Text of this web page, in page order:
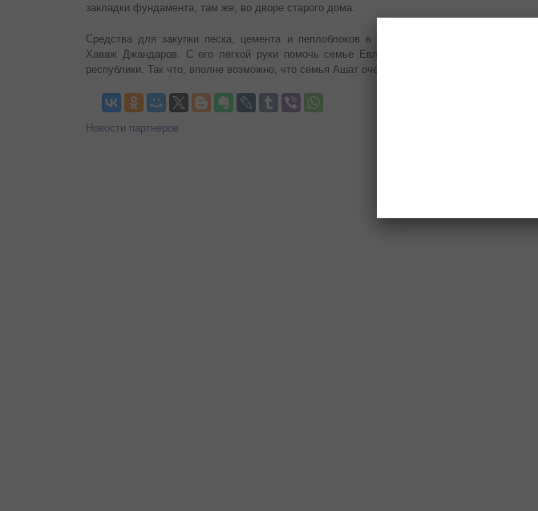
закладки фундамента, там же, во дворе старого дома.
Средства для закупки песка, цемента и пеплоблоков в нужном количестве предоставил
Хаваж Джандаров. С его легкой руки помочь семье Евлоевых взялись и другие жители
республики. Так что, вполне возможно, что семья Ашат очень скоро отметит новоселье.
Новости партнеров